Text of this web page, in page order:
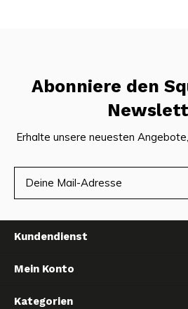
Abonniere den
Erhalte unsere neuesten
Kundendienst
Mein Konto
Kategorien